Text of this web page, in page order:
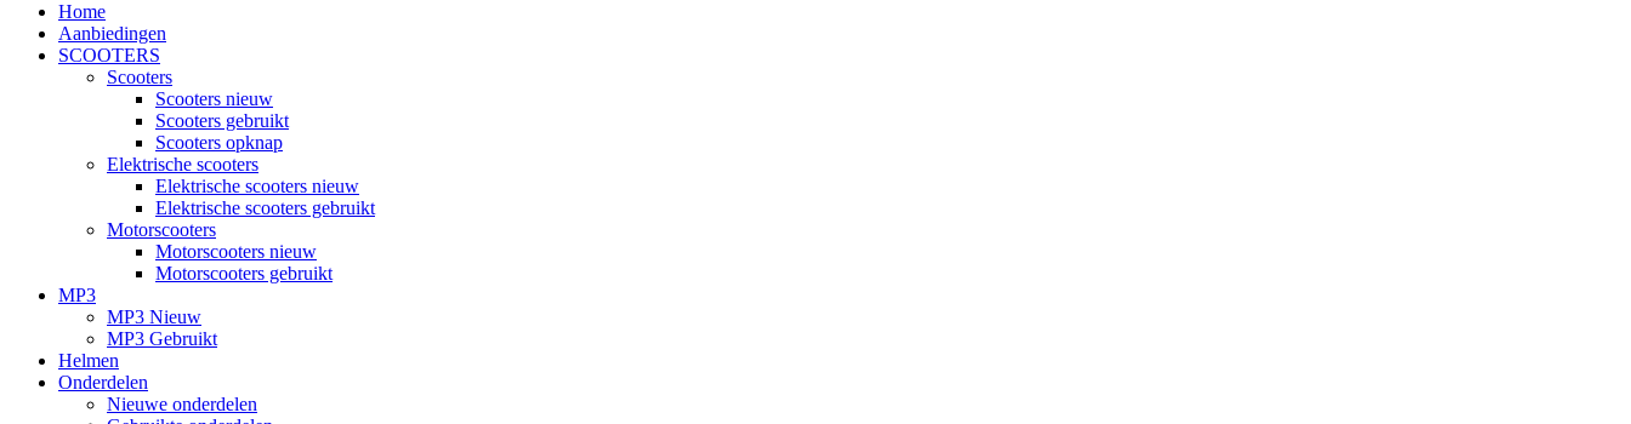
Home
Aanbiedingen
SCOOTERS
Scooters
Scooters nieuw
Scooters gebruikt
Scooters opknap
Elektrische scooters
Elektrische scooters nieuw
Elektrische scooters gebruikt
Motorscooters
Motorscooters nieuw
Motorscooters gebruikt
MP3
MP3 Nieuw
MP3 Gebruikt
Helmen
Onderdelen
Nieuwe onderdelen